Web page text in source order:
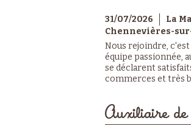
31/07/2026 La
Chennevières-
Nous rejoindre,
équipe passionnée,
se déclarent
commerces et très
Auxiliaire